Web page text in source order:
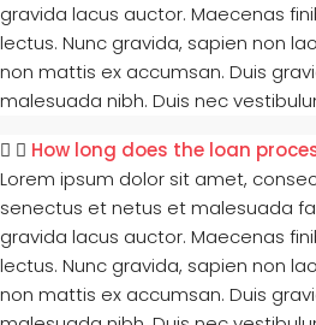
gravida lacus auctor. Maecenas
lectus. Nunc gravida, sapien non
non mattis ex accumsan. Duis
malesuada nibh. Duis nec
How long does the loan
Lorem ipsum dolor sit amet,
senectus et netus et malesuada
gravida lacus auctor. Maecenas
lectus. Nunc gravida, sapien non
non mattis ex accumsan. Duis